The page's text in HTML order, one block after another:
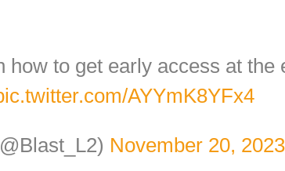
how to get early access at the
AYYmK8YFx4
November 20, 2023